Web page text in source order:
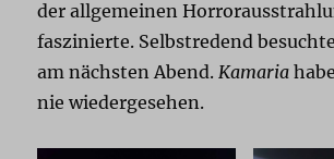
der allgemeinen
faszinierte. Selbstredend
am nächsten Abend. Kamaria
nie wiedergesehen.